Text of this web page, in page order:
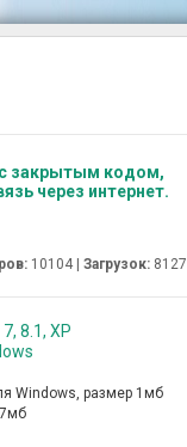
закрытым кодом,
через интернет.
10104 | Загрузок: 8127
8.1, XP
Windows, размер 1мб